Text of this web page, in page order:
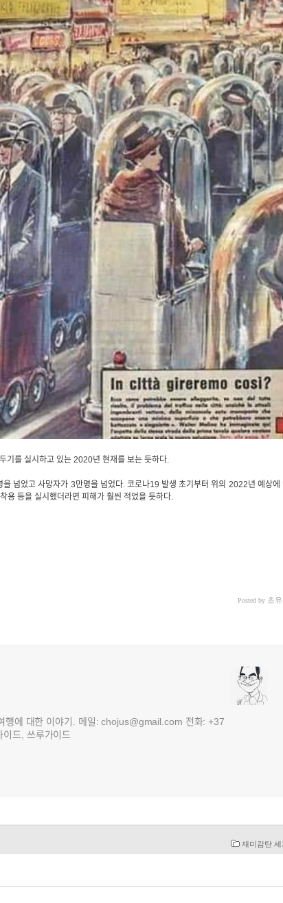
기를 실시하고 있는 2020년 현재를 보는 듯하다.
넘었고 사망자가 3만명을 넘었다. 코로나19 발생 초기부터 위의 2022년 예상에
용 등을 실시했더라면 피해가 훨씬 적었을 듯하다.
Posted by 초
행에 대한 이야기. 메일: chojus@gmail.com 전화: +37
드, 쓰루가이드
재미감탄